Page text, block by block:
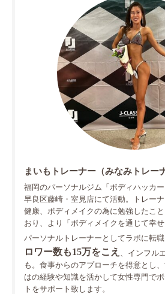
まいもトレーナー（みなみトレー
福岡のパーソナルジム「ボディハッカー
早良区藤崎・室見店にて活動。トレー
健康、ボディメイクの為に勉強したこ
おり、より「ボディメイクを通じて幸
パーソナルトレーナーとしてラボに転職
ロワー数も15万をこえ
、インフル
も。食事からのアプローチを得意とし
はの経験や知識を活かして女性専門で
トをサポート致します。